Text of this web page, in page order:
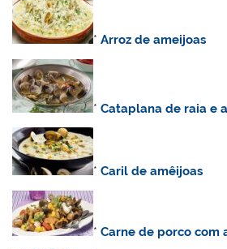
*Arroz de ameijoas
*Cataplana de raia e
*Caril de amêijoas
*Carne de porco com